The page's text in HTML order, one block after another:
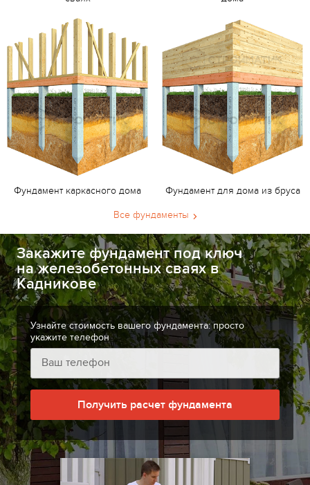
Фундамент каркасного дома Фундамент для дома из бруса
Все фундаменты
Закажите фундамент под ключ
на железобетонных сваях в
Кадникове
Узнайте стоимость вашего фундамента: просто
укажите телефон
Получить расчет фундамента